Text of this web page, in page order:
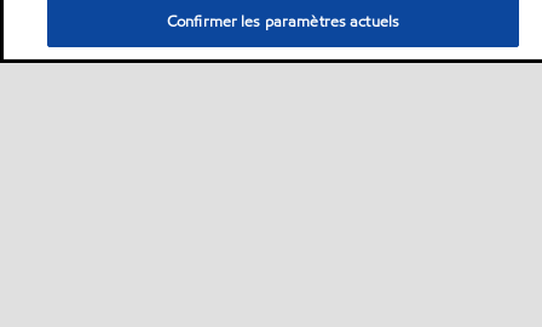
Confirmer les paramètres actuels